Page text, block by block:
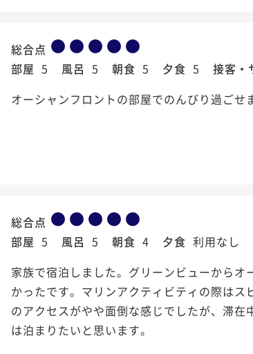
/5
総合点
部屋 5 風呂 5 朝食 5 夕食 5 接客・
オーシャンフロントの部屋でのんびり過ごせ
総合点
部屋 5 風呂 5 朝食 4 夕食 利用なし
家族で宿泊しました。グリーンビューから
かったです。マリンアクティビティの際は
のアクセスがやや面倒な感じでしたが、滞
は泊まりたいと思います。